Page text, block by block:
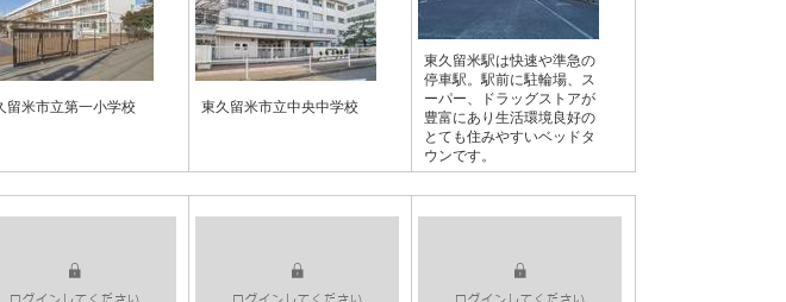
留米市立第一小学校 東久留米市立中央中学校
東久留米駅は快速や準急の
停車駅。駅前に駐輪場、ス
ーパー、ドラッグストアが
豊富にあり生活環境良好の
とても住みやすいベッドタ
ウンです。